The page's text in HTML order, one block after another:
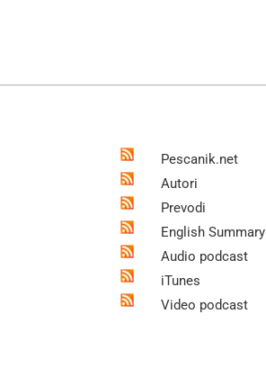
Pescanik.net
Autori
Prevodi
English Summary
Audio podcast
iTunes
Video podcast